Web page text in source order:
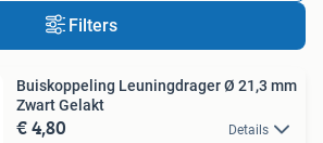
Filters
Buiskoppeling Leuningdrager Ø 21,3 mm
Zwart Gelakt
€ 4,80 Details